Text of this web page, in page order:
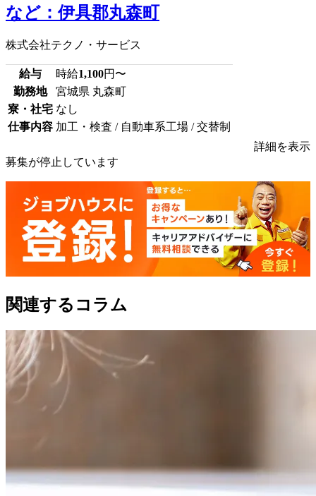
など：伊具郡丸森町
株式会社テクノ・サービス
給与 時給1,100円〜
勤務地
宮城県 丸森町
寮・社宅 なし
仕事内容 加工・検査 / 自動車系工場 / 交替制
詳細を表示
募集が停止しています
関連するコラム